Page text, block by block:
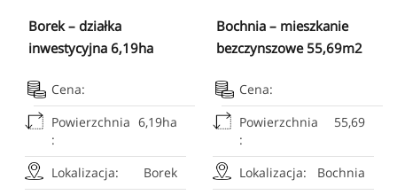
Borek – działka
inwestycyjna 6,19ha
Cena:
Powierzchnia
:
6,19ha
Lokalizacja: Borek
Bochnia – mieszkanie
bezczynszowe 55,69m2
Cena:
Powierzchnia
:
55,69
Lokalizacja: Bochnia